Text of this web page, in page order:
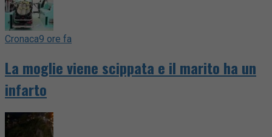
Cronaca9 ore fa
La moglie viene scippata e il marito ha un
infarto